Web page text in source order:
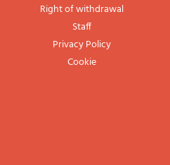
Right of withdrawal
Staff
Privacy Policy
Cookie